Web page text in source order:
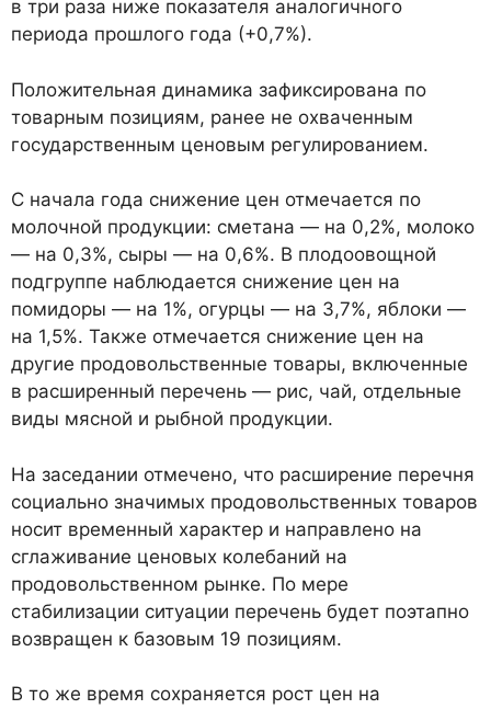
в три раза ниже показателя аналогичного
периода прошлого года (+0,7%).
Положительная динамика зафиксирована по
товарным позициям, ранее не охваченным
государственным ценовым регулированием.
С начала года снижение цен отмечается по
молочной продукции: сметана — на 0,2%, молоко
— на 0,3%, сыры — на 0,6%. В плодоовощной
подгруппе наблюдается снижение цен на
помидоры — на 1%, огурцы — на 3,7%, яблоки —
на 1,5%. Также отмечается снижение цен на
другие продовольственные товары, включенные
в расширенный перечень — рис, чай, отдельные
виды мясной и рыбной продукции.
На заседании отмечено, что расширение перечня
социально значимых продовольственных товаров
носит временный характер и направлено на
сглаживание ценовых колебаний на
продовольственном рынке. По мере
стабилизации ситуации перечень будет поэтапно
возвращен к базовым 19 позициям.
В то же время сохраняется рост цен на